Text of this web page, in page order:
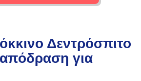
Δεντρόσπιτο
για